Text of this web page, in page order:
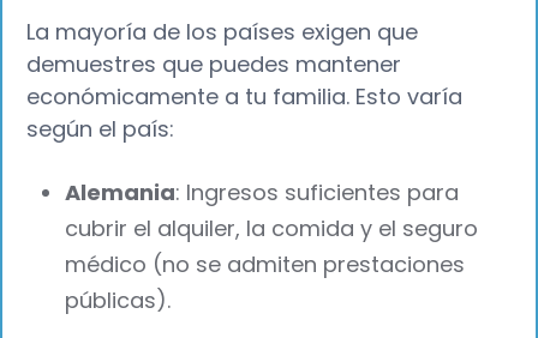
La mayoría de los países exigen que
demuestres que puedes mantener
económicamente a tu familia. Esto varía
según el país:
Alemania: Ingresos suficientes para
cubrir el alquiler, la comida y el seguro
médico (no se admiten prestaciones
públicas).